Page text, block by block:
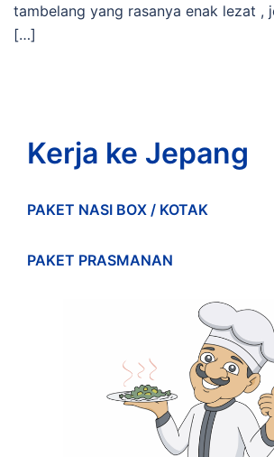
tambelang yang rasanya enak lezat ,
[…]
Kerja ke Jepang
PAKET NASI BOX / KOTAK
PAKET PRASMANAN